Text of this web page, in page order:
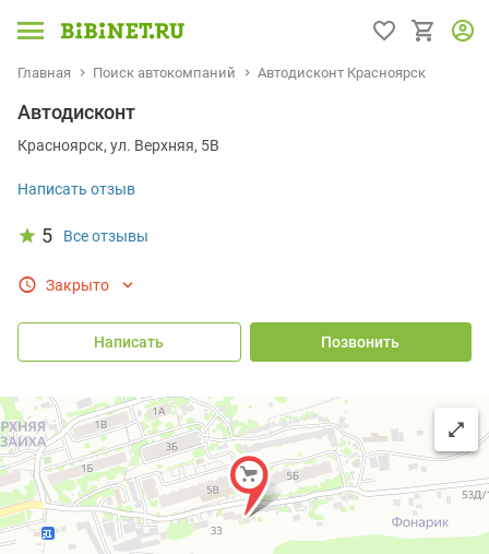
Главная Поиск автокомпаний Автодисконт Красноярск
Автодисконт
Красноярск, ул. Верхняя, 5В
Написать отзыв
5 Все отзывы
Закрыто
Написать Позвонить